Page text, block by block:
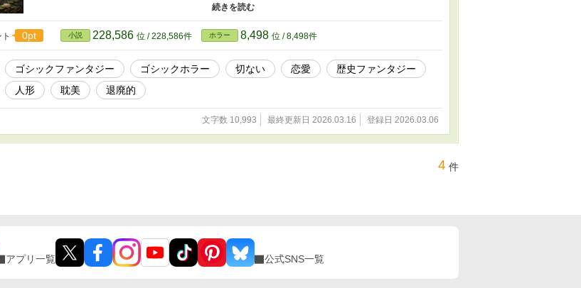
る。 そこで出会ったのは自動人形アルカナ——魂魄を削って玲を呼び寄せた守護者。日本人形が追いか
け、兵士人形が刃を振るい、鏡は呪いを映す。迷宮を抜ける試練の果て、玲は自らと瓜二つの人形と対峙
する。証明は成った——彼は人間だ。だがそれは救いではなく、冷酷な現実への回帰を意味していた。 第
二章 亡霊の騎士 妻の死後、故郷を離れて旅していたアルフレドは、廃砦で焚き火を焚いてしまう。そこ
れた試練を受ける。それは花嫁衣装と金のリボン、銀の冠を市場から持ち帰ることだった。 やがて約束を
果たしたアルフレドの前に、見知った顔が現れる。妻の面影を被った亡霊は、アルフレドの心に何をもた
らすのか――古い砦に秘められた、二つの魂の夜。 第三章 妖精郷の崩壊 ケルトの妖精郷に、傷だらけ
の青年が迷い込んだ。若い妖精・明け方のルリは彼を「夏至祭のゲスト」として迎え、看病するうちにそ
の心臓の鼓動に魅せられていく。沼のバンシー、水馬、鬼火——怪異たちが跋扈する夜を、ふたりは夫婦
のように寄り添って過ごした。だが夏至祭の朝、石のナイフが振るわれたとき、妖精郷は思いもよらぬ形
で終わりを迎える。
ト 0pt 小説 228,586 位 / 228,586件 ホラー 8,498 位 / 8,498件
ゴシックファンタジー ゴシックホラー 切ない 恋愛
歴史ファンタジー
人形 耽美 退廃的
文字数 10,993 最終更新日 2026.03.16 登録日 2026.03.06
4 件
アプリ一覧 公式SNS一覧